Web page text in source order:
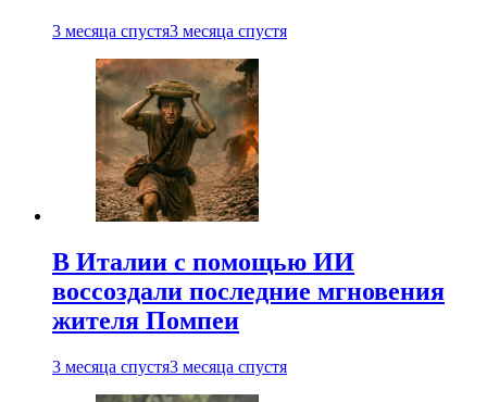
3 месяца спустя3 месяца спустя
В Италии с помощью ИИ
воссоздали последние мгновения
жителя Помпеи
3 месяца спустя3 месяца спустя